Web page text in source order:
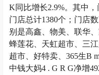
K同比增长2.9%。其中
门店总计1380个；门店
别是高鑫、物美、联华
蜂莲花、天虹超市、三
超市、好特卖、365生B
中钱大妈4 . G R G净增